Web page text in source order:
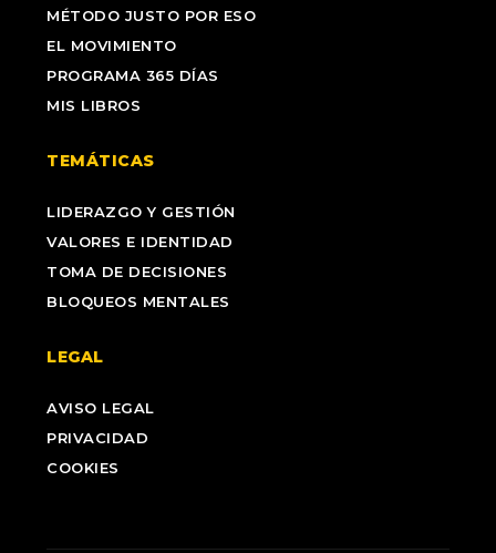
MÉTODO JUSTO POR ESO
EL MOVIMIENTO
PROGRAMA 365 DÍAS
MIS LIBROS
TEMÁTICAS
LIDERAZGO Y GESTIÓN
VALORES E IDENTIDAD
TOMA DE DECISIONES
BLOQUEOS MENTALES
LEGAL
AVISO LEGAL
PRIVACIDAD
COOKIES